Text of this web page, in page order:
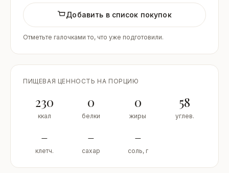
Добавить в список покупок
Отметьте галочками то, что уже подготовили.
ПИЩЕВАЯ ЦЕННОСТЬ НА ПОРЦИЮ
230
ккал
0
белки
0
жиры
58
углев.
–
клетч.
–
сахар
–
соль, г